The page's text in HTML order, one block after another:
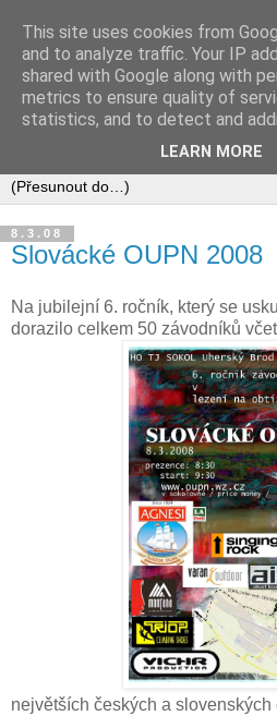
8.3.08
Slovácké OUPN 2008
Na jubilejní 6. ročník, který se
dorazilo celkem 50 závodníků
největších českých a
This site uses cookies from
and to analyze traffic. Your IP
shared with Google along with
metrics to ensure quality of
statistics, and to detect and
LEARN MORE